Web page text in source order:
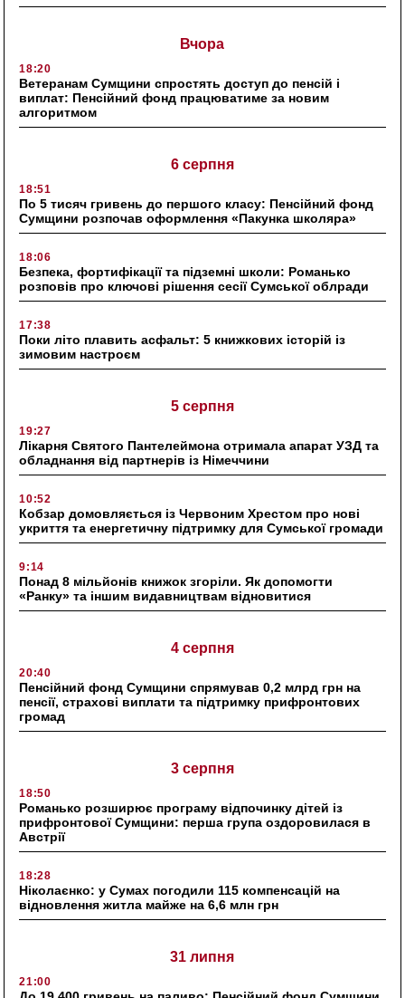
Вчора
18:20
Ветеранам Сумщини спростять доступ до пенсій і
виплат: Пенсійний фонд працюватиме за новим
алгоритмом
6 серпня
18:51
По 5 тисяч гривень до першого класу: Пенсійний фонд
Сумщини розпочав оформлення «Пакунка школяра»
18:06
Безпека, фортифікації та підземні школи: Романько
розповів про ключові рішення сесії Сумської облради
17:38
Поки літо плавить асфальт: 5 книжкових історій із
зимовим настроєм
5 серпня
19:27
Лікарня Святого Пантелеймона отримала апарат УЗД та
обладнання від партнерів із Німеччини
10:52
Кобзар домовляється із Червоним Хрестом про нові
укриття та енергетичну підтримку для Сумської громади
9:14
Понад 8 мільйонів книжок згоріли. Як допомогти
«Ранку» та іншим видавництвам відновитися
4 серпня
20:40
Пенсійний фонд Сумщини спрямував 0,2 млрд грн на
пенсії, страхові виплати та підтримку прифронтових
громад
3 серпня
18:50
Романько розширює програму відпочинку дітей із
прифронтової Сумщини: перша група оздоровилася в
Австрії
18:28
Ніколаєнко: у Сумах погодили 115 компенсацій на
відновлення житла майже на 6,6 млн грн
31 липня
21:00